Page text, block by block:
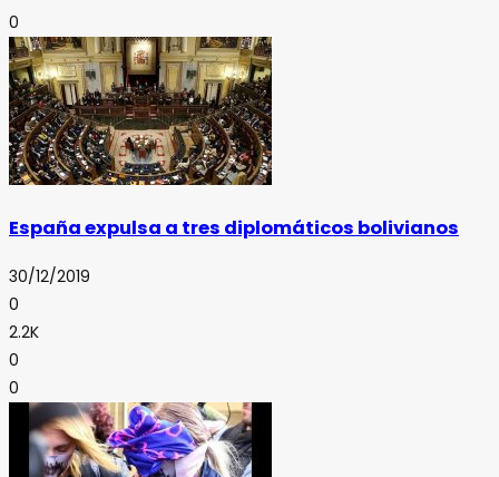
0
España expulsa a tres diplomáticos bolivianos
30/12/2019
0
2.2K
0
0